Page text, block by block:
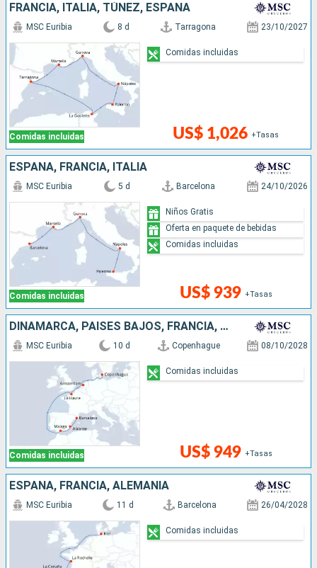
FRANCIA, ITALIA, TÚNEZ, ESPAÑA
Comidas incluidas
MSC Euribia 8 d Tarragona 23/10/2027
US$ 1,026 +Tasas
Comidas incluidas
ESPAÑA, FRANCIA, ITALIA
Comidas incluidas
MSC Euribia 5 d Barcelona 24/10/2026
US$ 939 +Tasas
Niños Gratis
Oferta en paquete de bebidas
Comidas incluidas
DINAMARCA, PAISES BAJOS, FRANCIA, ESPAÑA
Comidas incluidas
MSC Euribia 10 d Copenhague 08/10/2028
US$ 949 +Tasas
Comidas incluidas
ESPAÑA, FRANCIA, ALEMANIA
MSC Euribia 11 d Barcelona 26/04/2028
Comidas incluidas